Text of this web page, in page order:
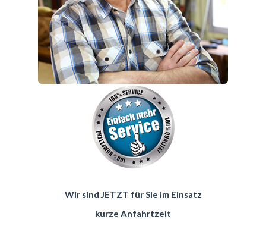
Wir sind JETZT für Sie im Einsatz
kurze Anfahrtzeit